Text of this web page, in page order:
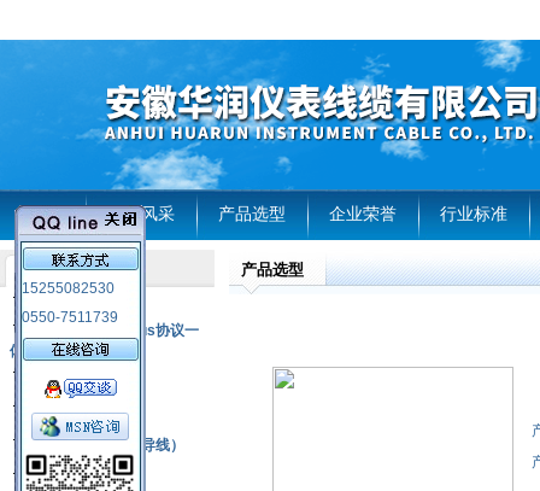
首页 企业风采 产品选型 企业荣誉 行业标准
15255082530
0550-7511739
产品列表
RS485通讯modbus协议一
体化现场智能仪表
热电偶
压力式温度计
热电偶补偿电缆（导线）
振动传感器
产品选型